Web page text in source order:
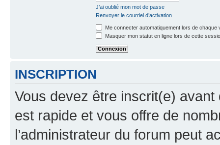
J’ai oublié mon mot de passe
Renvoyer le courriel d’activation
Me connecter automatiquement lors de chaque
Masquer mon statut en ligne lors de cette
INSCRIPTION
Vous devez être inscrit(e) avant
est rapide et vous offre de
l’administrateur du forum peut